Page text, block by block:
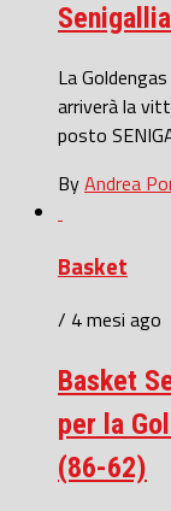
La
arriverà la
posto
ByAndrea
Basket
/ 4 mesi ago
Basket
per la
(86-62)